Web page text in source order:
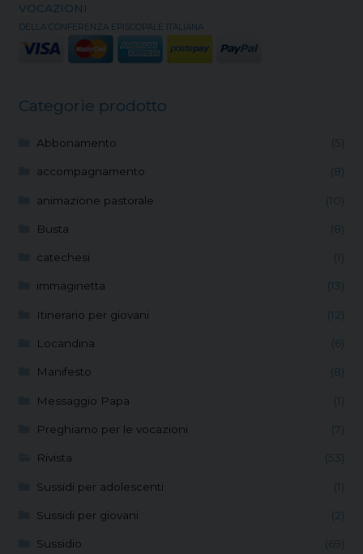
VOCAZIONI
DELLA CONFERENZA EPISCOPALE ITALIANA
Categorie prodotto
Abbonamento (5)
accompagnamento (8)
animazione pastorale (10)
Busta (8)
catechesi (1)
immaginetta (13)
Itinerario per giovani (12)
Locandina (6)
Manifesto (8)
Messaggio Papa (1)
Preghiamo per le vocazioni (7)
Rivista (53)
Sussidi per adolescenti (1)
Sussidi per giovani (2)
Sussidio (69)